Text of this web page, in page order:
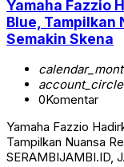
Yamaha Fazzio
Blue, Tampilkan
Semakin Skena
account_circle
0Komentar
Yamaha Fazzio
Tampilkan Nuansa
SERAMBIJAMBI.ID,